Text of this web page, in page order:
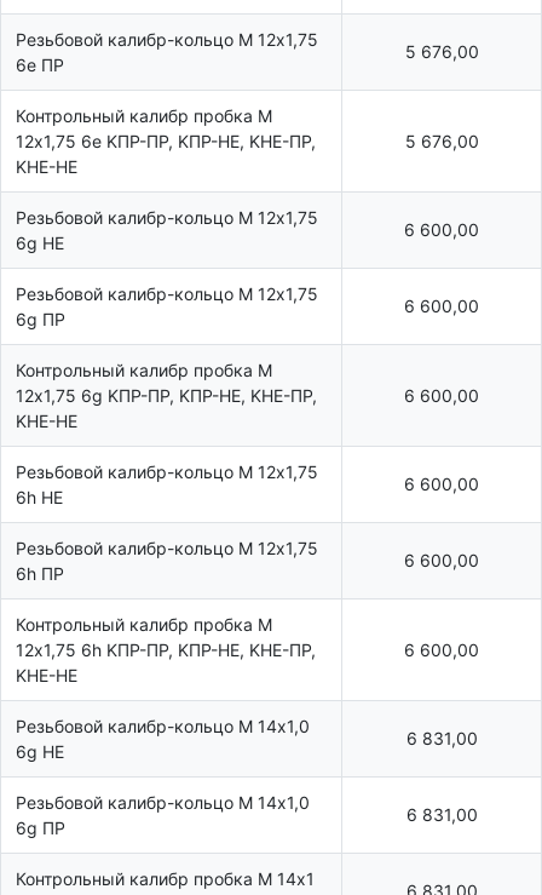
Резьбовой калибр-кольцо М 12х1,75
6e ПР
5 676,00
Контрольный калибр пробка М
12х1,75 6e KПР-ПР, KПР-HE, KHE-ПР,
KHE-HE
5 676,00
Резьбовой калибр-кольцо М 12х1,75
6g НЕ
6 600,00
Резьбовой калибр-кольцо М 12х1,75
6g ПР
6 600,00
Контрольный калибр пробка М
12х1,75 6g KПР-ПР, KПР-HE, KHE-ПР,
KHE-HE
6 600,00
Резьбовой калибр-кольцо М 12х1,75
6h НЕ
6 600,00
Резьбовой калибр-кольцо М 12х1,75
6h ПР
6 600,00
Контрольный калибр пробка М
12х1,75 6h KПР-ПР, KПР-HE, KHE-ПР,
KHE-HE
6 600,00
Резьбовой калибр-кольцо М 14х1,0
6g НЕ
6 831,00
Резьбовой калибр-кольцо М 14х1,0
6g ПР
6 831,00
Контрольный калибр пробка М 14х1
6 831,00